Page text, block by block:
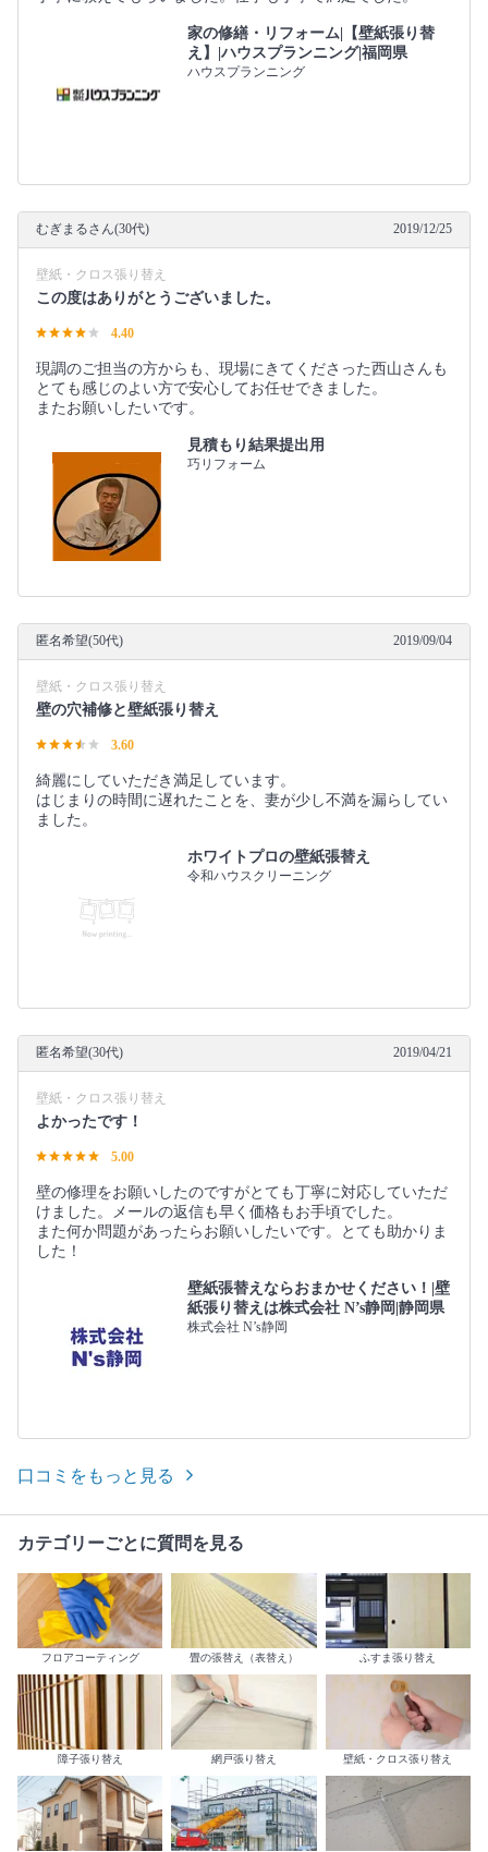
家の修繕・リフォーム|【壁紙張り替
え】|ハウスプランニング|福岡県
ハウスプランニング
むぎまるさん(30代) 2019/12/25
壁紙・クロス張り替え
この度はありがとうございました。
4.40
現調のご担当の方からも、現場にきてくださった西山さんも
とても感じのよい方で安心してお任せできました。
またお願いしたいです。
見積もり結果提出用
巧リフォーム
匿名希望(50代) 2019/09/04
壁紙・クロス張り替え
壁の穴補修と壁紙張り替え
3.60
綺麗にしていただき満足しています。
はじまりの時間に遅れたことを、妻が少し不満を漏らしてい
ました。
ホワイトプロの壁紙張替え
令和ハウスクリーニング
匿名希望(30代) 2019/04/21
壁紙・クロス張り替え
よかったです！
5.00
壁の修理をお願いしたのですがとても丁寧に対応していただ
けました。メールの返信も早く価格もお手頃でした。
また何か問題があったらお願いしたいです。とても助かりま
した！
壁紙張替えならおまかせください！|壁
紙張り替えは株式会社 N’s静岡|静岡県
株式会社 N’s静岡
口コミをもっと見る
カテゴリーごとに質問を見る
フロアコーティング 畳の張替え（表替え） ふすま張り替え
障子張り替え 網戸張り替え 壁紙・クロス張り替え